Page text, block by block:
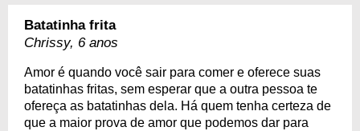
Batatinha frita
Chrissy, 6 anos
Amor é quando você sair para comer e oferece suas
batatinhas fritas, sem esperar que a outra pessoa te
ofereça as batatinhas dela. Há quem tenha certeza de
que a maior prova de amor que podemos dar para